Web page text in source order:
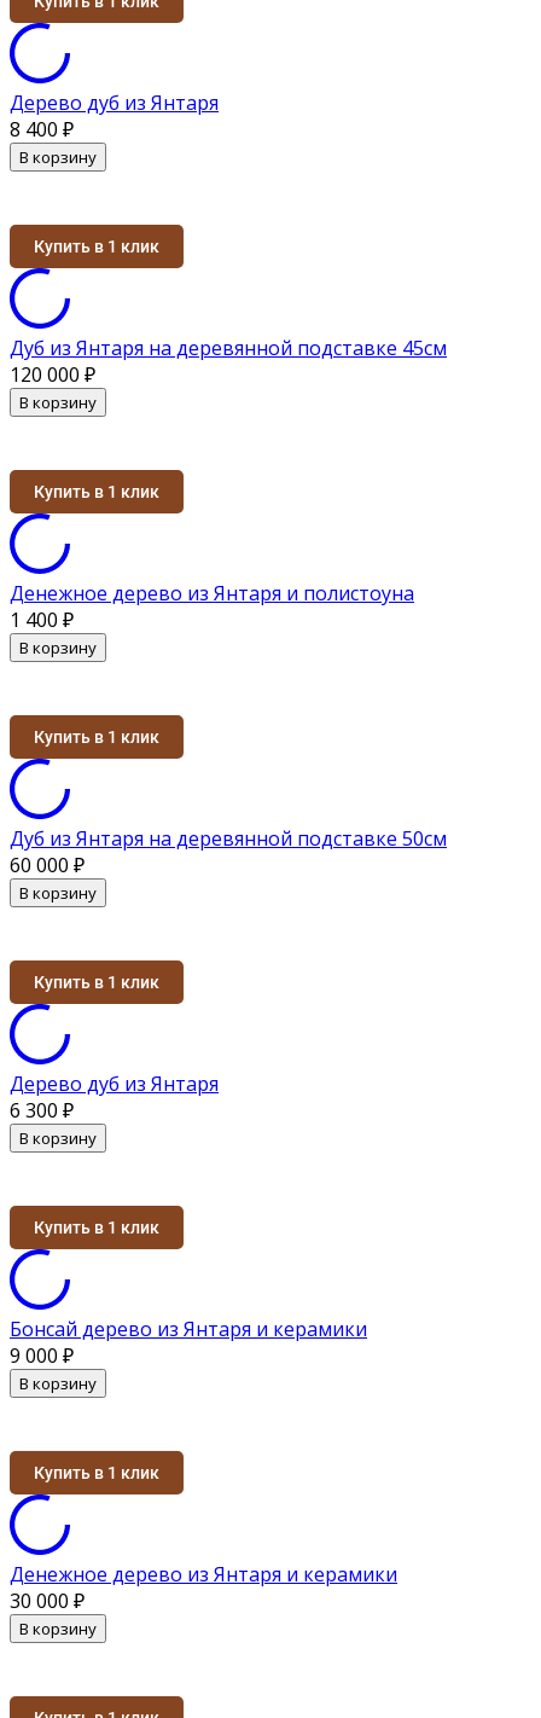
Дерево дуб из Янтаря
8 400 ₽
В корзину
Купить в 1 клик
Дуб из Янтаря на деревянной подставке 45см
120 000 ₽
В корзину
Купить в 1 клик
Денежное дерево из Янтаря и полистоуна
1 400 ₽
В корзину
Купить в 1 клик
Дуб из Янтаря на деревянной подставке 50см
60 000 ₽
В корзину
Купить в 1 клик
Дерево дуб из Янтаря
6 300 ₽
В корзину
Купить в 1 клик
Бонсай дерево из Янтаря и керамики
9 000 ₽
В корзину
Купить в 1 клик
Денежное дерево из Янтаря и керамики
30 000 ₽
В корзину